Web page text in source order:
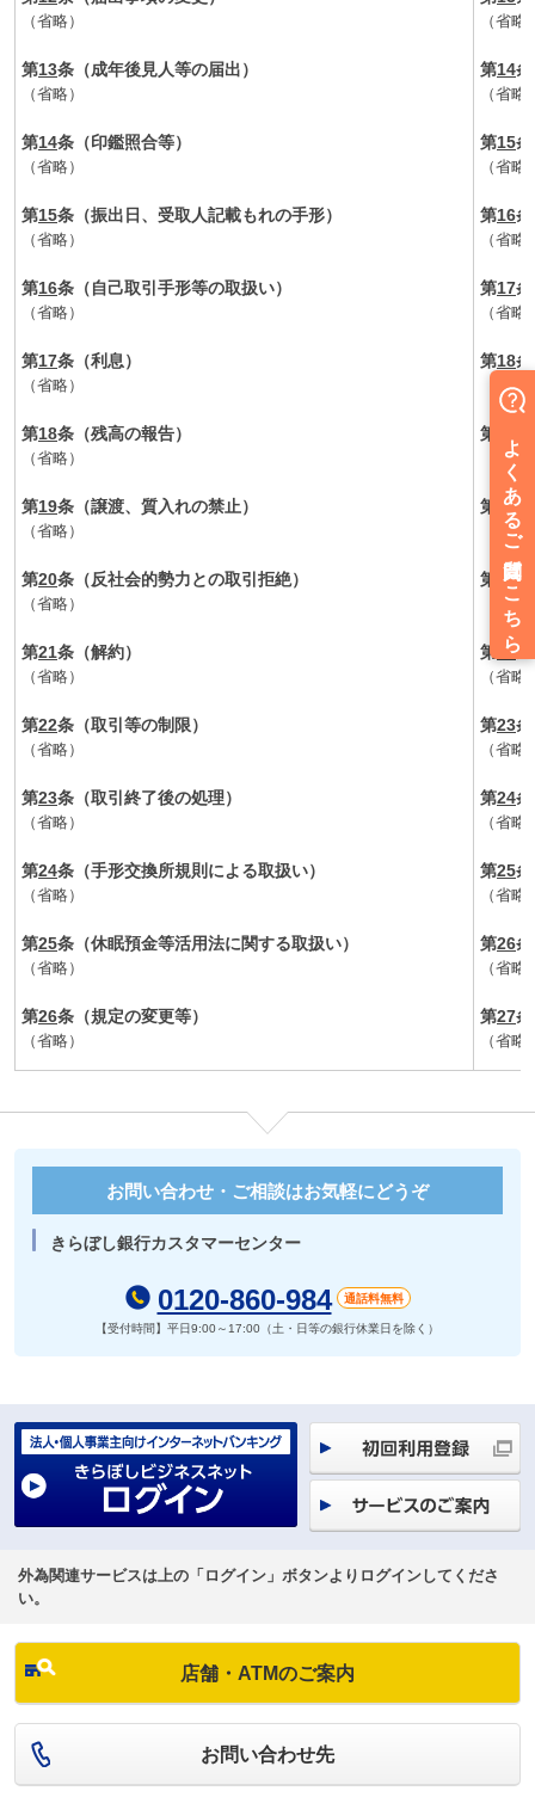
（省略） （省略
第13条（成年後見人等の届出）
（省略）
第14
（省略
第14条（印鑑照合等）
（省略）
第15
（省略
第15条（振出日、受取人記載もれの手形）
（省略）
第16
（省略
第16条（自己取引手形等の取扱い）
（省略）
第17
（省略
第17条（利息）
（省略）
第18
（省略
第18条（残高の報告）
（省略）
第
（省略
第19条（譲渡、質入れの禁止）
（省略）
第 20
（省略
第20条（反社会的勢力との取引拒絶）
（省略）
第 21
（省略
第21条（解約）
（省略）
第 22
（省略
第22条（取引等の制限）
（省略）
第23
（省略
第23条（取引終了後の処理）
（省略）
第24
（省略
第24条（手形交換所規則による取扱い）
（省略）
第25
（省略
第25条（休眠預金等活用法に関する取扱い）
（省略）
第26
（省略
第26条（規定の変更等）
（省略）
第27
（省略
お問い合わせ・ご相談はお気軽にどうぞ
きらぼし銀行カスタマーセンター
0120-860-984 通話料無料
【受付時間】平日9:00～17:00（土・日等の銀行休業日を除く）
外為関連サービスは上の「ログイン」ボタンよりログインしてくださ
い。
店舗・ATMのご案内
お問い合わせ先